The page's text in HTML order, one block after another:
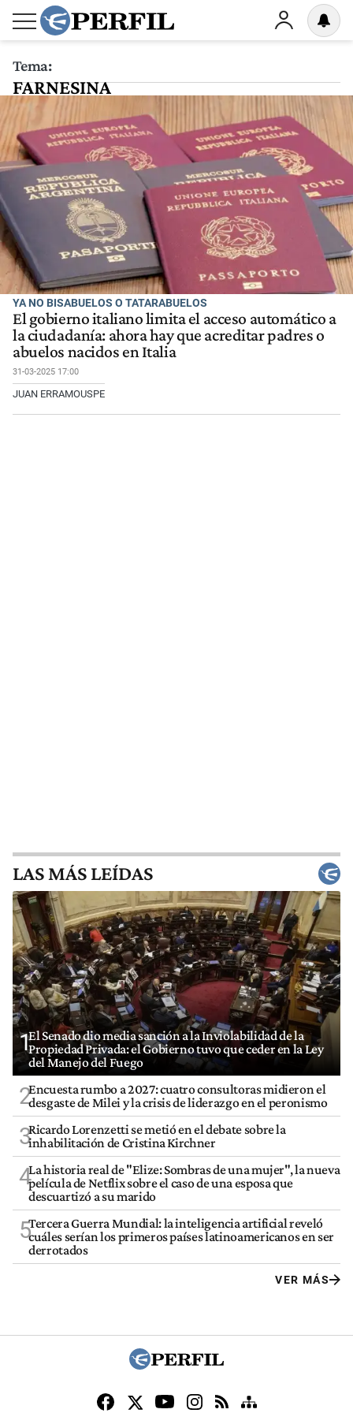
Tema:
FARNESINA
YA NO BISABUELOS O TATARABUELOS
El gobierno italiano limita el acceso automático a
la ciudadanía: ahora hay que acreditar padres o
abuelos nacidos en Italia
31-03-2025 17:00
JUAN ERRAMOUSPE
LAS MÁS LEÍDAS
1El Senado dio media sanción a la Inviolabilidad de la
Propiedad Privada: el Gobierno tuvo que ceder en la Ley
del Manejo del Fuego
2Encuesta rumbo a 2027: cuatro consultoras midieron el
desgaste de Milei y la crisis de liderazgo en el peronismo
3Ricardo Lorenzetti se metió en el debate sobre la
inhabilitación de Cristina Kirchner
4La historia real de "Elize: Sombras de una mujer", la nueva
película de Netflix sobre el caso de una esposa que
descuartizó a su marido
5Tercera Guerra Mundial: la inteligencia artificial reveló
cuáles serían los primeros países latinoamericanos en ser
derrotados
VER MÁS